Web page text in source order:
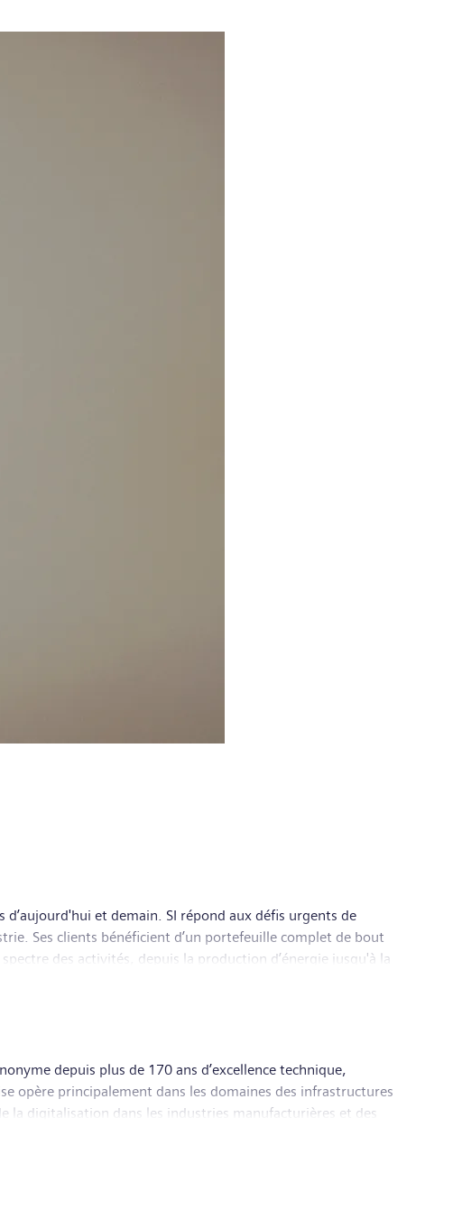
et demain. SI répond aux défis urgents de
Ses clients bénéficient d’un portefeuille complet de bout
des activités, depuis la production d’énergie jusqu'à la
des collectivités, tout en contribuant à la
depuis plus de 170 ans d’excellence technique,
opère principalement dans les domaines des infrastructures
la digitalisation dans les industries manufacturières et des
À travers Mobility, principal fournisseur de solutions de